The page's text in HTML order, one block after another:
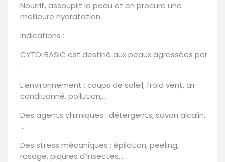
Nourrit, assouplit la peau et en procure une
meilleure hydratation.
Indications :
CYTOLBASIC est destiné aux peaux agressées par
:
L’environnement : coups de soleil, froid vent, air
conditionné, pollution,…
Des agents chimiques : détergents, savon alcalin,
…
Des stress mécaniques : épilation, peeling,
rasage, piqûres d’insectes,…